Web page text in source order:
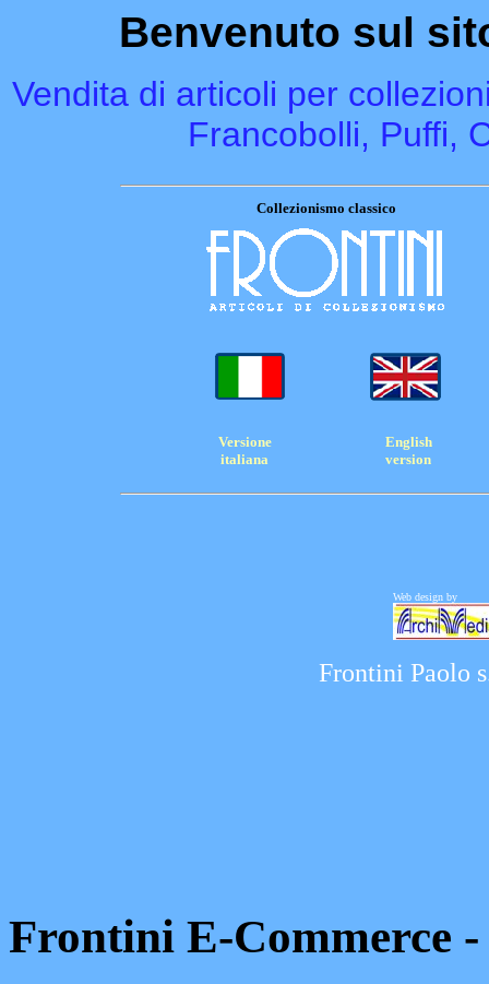
Benvenuto sul
Vendita di articoli per
Francobolli, Puffi,
Collezionismo classico
Versione
italiana
English
version
Web design by
Frontini Paolo
Frontini E-Commerce